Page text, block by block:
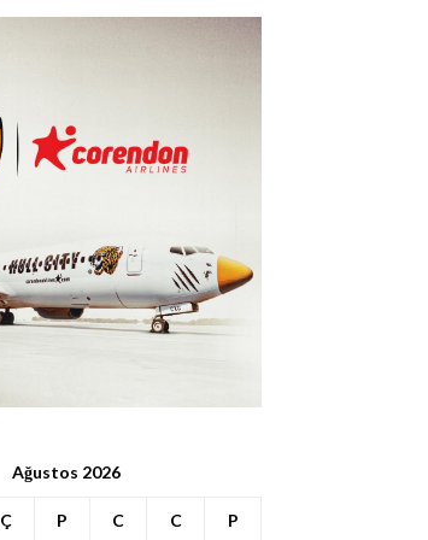
Ağustos 2026
Ç P C C P